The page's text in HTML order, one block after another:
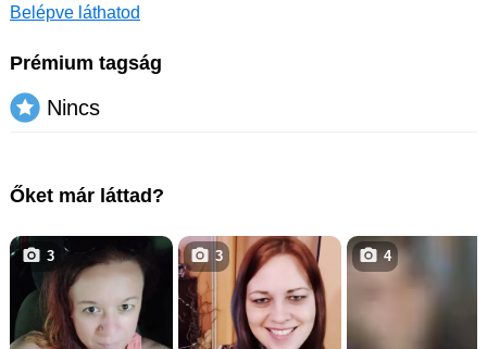
Belépve láthatod
Prémium tagság
Nincs
Őket már láttad?
3 3 4